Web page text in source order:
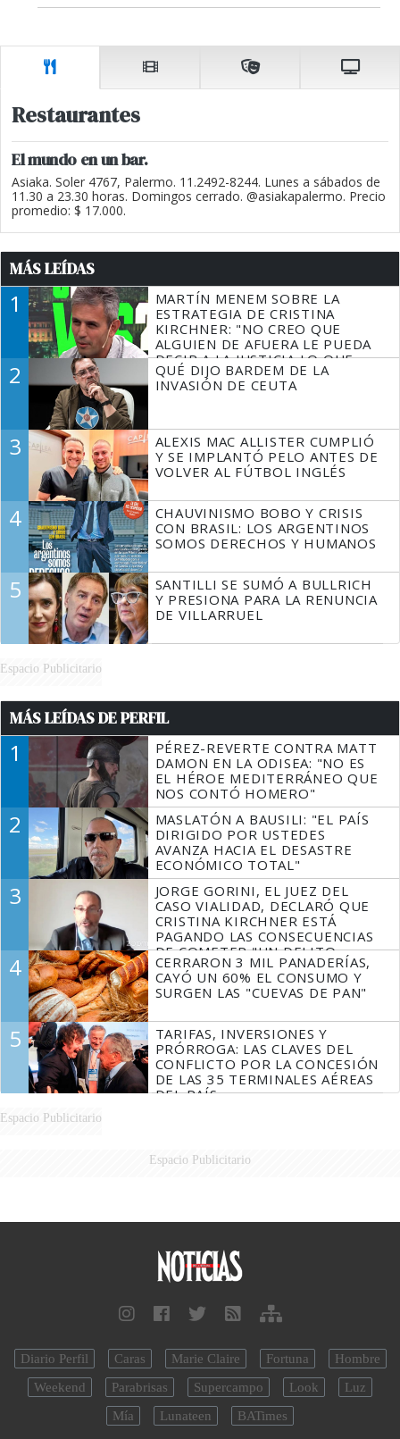
Restaurantes
El mundo en un bar.
Asiaka. Soler 4767, Palermo. 11.2492-8244. Lunes a sábados de
11.30 a 23.30 horas. Domingos cerrado. @asiakapalermo. Precio
promedio: $ 17.000.
MÁS LEÍDAS
1
MARTÍN MENEM SOBRE LA
ESTRATEGIA DE CRISTINA
KIRCHNER: "NO CREO QUE
ALGUIEN DE AFUERA LE PUEDA
DECIR A LA JUSTICIA LO QUE
TIENE QUE HACER"
2
QUÉ DIJO BARDEM DE LA
INVASIÓN DE CEUTA
3
ALEXIS MAC ALLISTER CUMPLIÓ
Y SE IMPLANTÓ PELO ANTES DE
VOLVER AL FÚTBOL INGLÉS
4
CHAUVINISMO BOBO Y CRISIS
CON BRASIL: LOS ARGENTINOS
SOMOS DERECHOS Y HUMANOS
5
SANTILLI SE SUMÓ A BULLRICH
Y PRESIONA PARA LA RENUNCIA
DE VILLARRUEL
Espacio Publicitario
MÁS LEÍDAS DE PERFIL
1
PÉREZ-REVERTE CONTRA MATT
DAMON EN LA ODISEA: "NO ES
EL HÉROE MEDITERRÁNEO QUE
NOS CONTÓ HOMERO"
2
MASLATÓN A BAUSILI: "EL PAÍS
DIRIGIDO POR USTEDES
AVANZA HACIA EL DESASTRE
ECONÓMICO TOTAL"
3
JORGE GORINI, EL JUEZ DEL
CASO VIALIDAD, DECLARÓ QUE
CRISTINA KIRCHNER ESTÁ
PAGANDO LAS CONSECUENCIAS
DE COMETER "UN DELITO
COMPROBADO"
4
CERRARON 3 MIL PANADERÍAS,
CAYÓ UN 60% EL CONSUMO Y
SURGEN LAS "CUEVAS DE PAN"
5
TARIFAS, INVERSIONES Y
PRÓRROGA: LAS CLAVES DEL
CONFLICTO POR LA CONCESIÓN
DE LAS 35 TERMINALES AÉREAS
DEL PAÍS
Espacio Publicitario
Espacio Publicitario
Diario Perfil Caras Marie Claire Fortuna
Hombre
Weekend
Parabrisas Supercampo Look
Luz
Mía
Lunateen BATimes